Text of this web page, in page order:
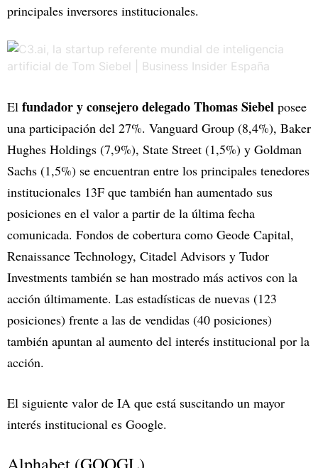
principales inversores institucionales.
El fundador y consejero delegado Thomas Siebel posee
una participación del 27%. Vanguard Group (8,4%), Baker
Hughes Holdings (7,9%), State Street (1,5%) y Goldman
Sachs (1,5%) se encuentran entre los principales tenedores
institucionales 13F que también han aumentado sus
posiciones en el valor a partir de la última fecha
comunicada. Fondos de cobertura como Geode Capital,
Renaissance Technology, Citadel Advisors y Tudor
Investments también se han mostrado más activos con la
acción últimamente. Las estadísticas de nuevas (123
posiciones) frente a las de vendidas (40 posiciones)
también apuntan al aumento del interés institucional por la
acción.
El siguiente valor de IA que está suscitando un mayor
interés institucional es Google.